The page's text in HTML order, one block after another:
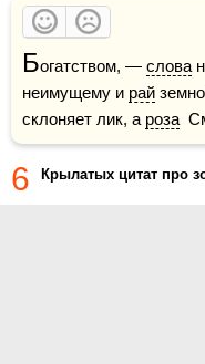
Богатством, — слова
неимущему и рай
склоняет лик, а роза
6 Крылатых цитат про